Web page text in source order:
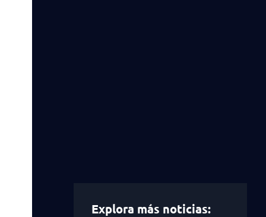
Explora más noticias: